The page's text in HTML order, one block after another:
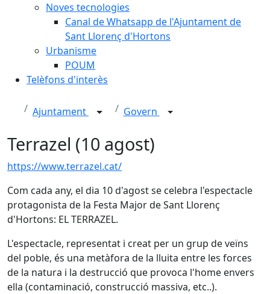
Noves tecnologies
Canal de Whatsapp de l'Ajuntament de
Sant Llorenç d'Hortons
Urbanisme
POUM
Telèfons d'interès
Ajuntament Govern
Terrazel (10 agost)
https://www.terrazel.cat/
Com cada any, el dia 10 d'agost se celebra l'espectacle
protagonista de la Festa Major de Sant Llorenç
d'Hortons: EL TERRAZEL.
L'espectacle, representat i creat per un grup de veïns
del poble, és una metàfora de la lluita entre les forces
de la natura i la destrucció que provoca l'home envers
ella (contaminació, construcció massiva, etc..).